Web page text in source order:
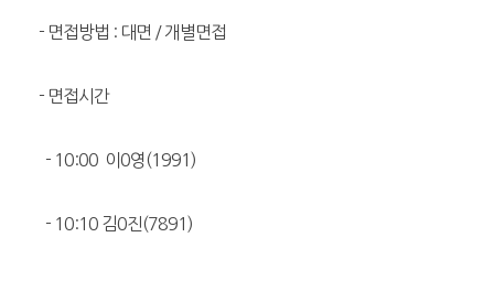
- 면접방법 : 대면 / 개별면접
- 면접시간
- 10:00 이0영(1991)
- 10:10 김0진(7891)